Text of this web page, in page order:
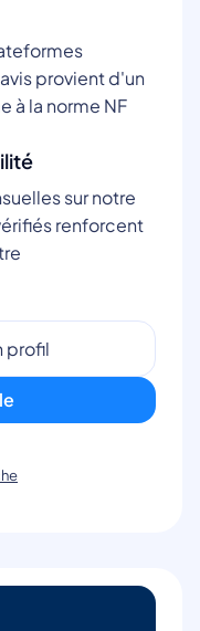
provient d'un
à la norme NF
sur notre
renforcent
profil